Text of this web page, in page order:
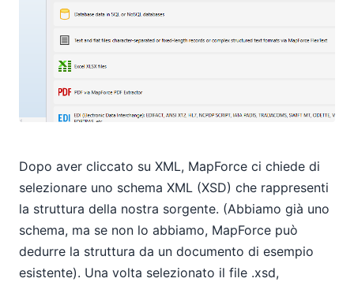
Dopo aver cliccato su XML, MapForce ci chiede di
selezionare uno schema XML (XSD) che rappresenti
la struttura della nostra sorgente. (Abbiamo già uno
schema, ma se non lo abbiamo, MapForce può
dedurre la struttura da un documento di esempio
esistente). Una volta selezionato il file .xsd,